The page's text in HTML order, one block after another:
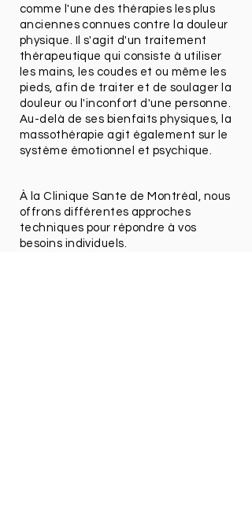
comme l'une des thérapies les plus
anciennes connues contre la douleur
physique. Il s'agit d'un traitement
thérapeutique qui consiste à utiliser
les mains, les coudes et ou même les
pieds, afin de traiter et de soulager la
douleur ou l'inconfort d'une personne.
Au-delà de ses bienfaits physiques, la
massothérapie agit également sur le
système émotionnel et psychique.
À la Clinique Sante de Montréal, nous
offrons différentes approches
techniques pour répondre à vos
besoins individuels.